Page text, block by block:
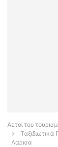
Αετοί του
Ταξιδιωτικά
Λαρισα